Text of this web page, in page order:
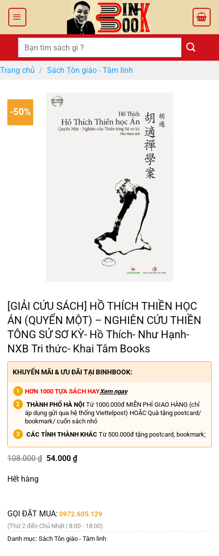
Tìm
kiếm:
Trang chủ / Sách Tôn giáo - Tâm linh
-50%
[GIẢI CỨU SÁCH] HỒ THÍCH THIỀN HỌC
ÁN (QUYỂN MỘT) – NGHIÊN CỨU THIỀN
TÔNG SỬ SƠ KỲ- Hồ Thích- Như Hạnh-
NXB Tri thức- Khai Tâm Books
KHUYẾN MÃI & ƯU ĐÃI TẠI BINHBOOK:
HƠN 1000 TỰA SÁCH HAYXem ngay
THÀNH PHỐ HÀ NỘI Từ 1000.000đ MIỄN PHÍ GIAO HÀNG (chỉ
áp dụng gửi qua hệ thống Viettelpost) HOẶC Quà tặng postcard/
bookmark/ cuốn sách nhỏ
CÁC TỈNH THÀNH KHÁC Từ 500.000đ tặng postcard, bookmark;
108.000₫ Giá
54.000 ₫Giá
Hết hàng
GỌI ĐẶT MUA: 0972.605.129
(Thứ 2 đến Chủ Nhật | 8:00 - 18:00)
Danh mục: Sách Tôn giáo - Tâm linh